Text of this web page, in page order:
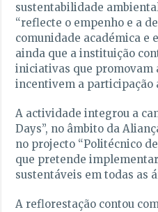
sustentabilidade
“reflecte o empenho e a
comunidade académica e
ainda que a instituição
iniciativas que promovam
incentivem a participação
A actividade integrou a
Days”, no âmbito da
no projecto “Politécnico
que pretende
sustentáveis em todas as
A reflorestação contou